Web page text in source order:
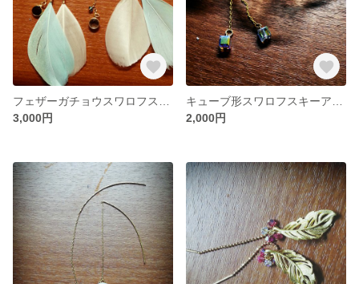
3,000円
2,000円